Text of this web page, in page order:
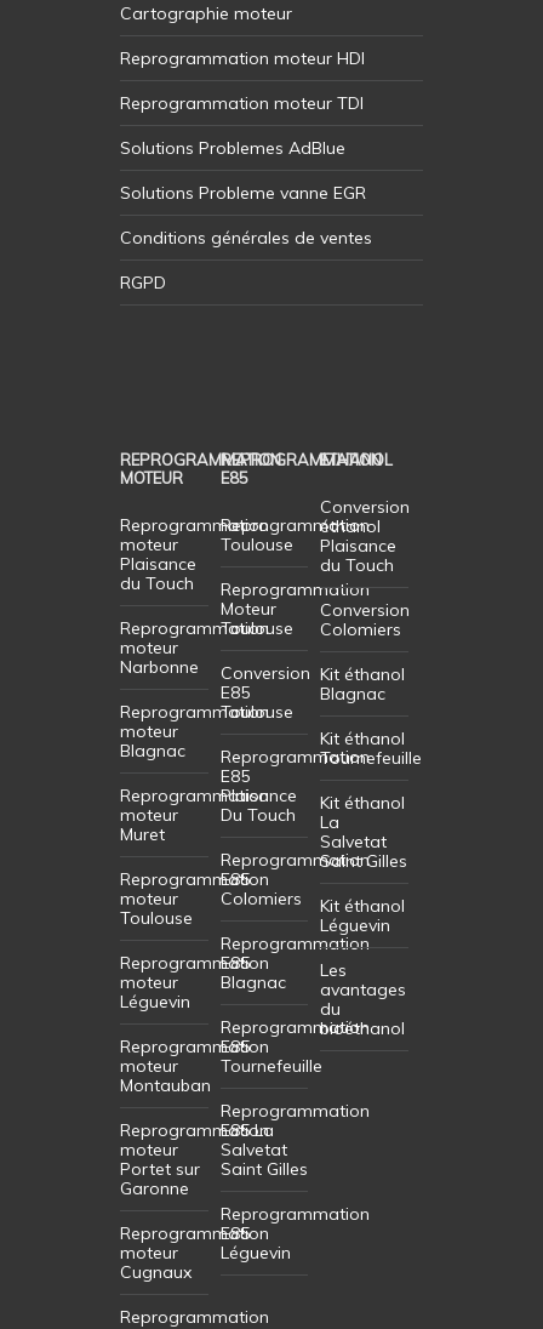
Cartographie moteur
Reprogrammation moteur HDI
Reprogrammation moteur TDI
Solutions Problemes AdBlue
Solutions Probleme vanne EGR
Conditions générales de ventes
RGPD
REPROGRAMMATION
MOTEUR
Reprogrammation
moteur
Plaisance
du Touch
Reprogrammation
moteur
Narbonne
Reprogrammation
moteur
Blagnac
Reprogrammation
moteur
Muret
Reprogrammation
moteur
Toulouse
Reprogrammation
moteur
Léguevin
Reprogrammation
moteur
Montauban
Reprogrammation
moteur
Portet sur
Garonne
Reprogrammation
moteur
Cugnaux
Reprogrammation
REPROGRAMMATION
E85
Reprogrammation
Toulouse
Reprogrammation
Moteur
Toulouse
Conversion
E85
Toulouse
Reprogrammation
E85
Plaisance
Du Touch
Reprogrammation
E85
Colomiers
Reprogrammation
E85
Blagnac
Reprogrammation
E85
Tournefeuille
Reprogrammation
E85 La
Salvetat
Saint Gilles
Reprogrammation
E85
Léguevin
ETHANOL
Conversion
éthanol
Plaisance
du Touch
Conversion
Colomiers
Kit éthanol
Blagnac
Kit éthanol
Tournefeuille
Kit éthanol
La
Salvetat
Saint Gilles
Kit éthanol
Léguevin
Les
avantages
du
bioéthanol